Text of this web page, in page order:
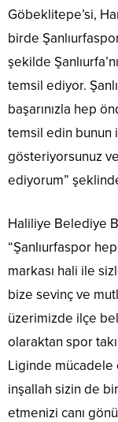
Göbeklitepe’si,
birde
şekilde
temsil ediyor.
başarınızla hep
temsil edin bunun
gösteriyorsunuz
ediyorum”
Haliliye Belediye
“Şanlıurfaspor
markası hali ile
bize sevinç ve
üzerimizde ilçe
olaraktan spor
Liginde mücadele
inşallah sizin de
etmenizi canı